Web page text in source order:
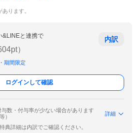
ります。
&LINEと連携で
pt）
期間限定
内訳
ログインして確認
数・付与率が少ない場合があります
）
詳細
典詳細は内訳でご確認ください。